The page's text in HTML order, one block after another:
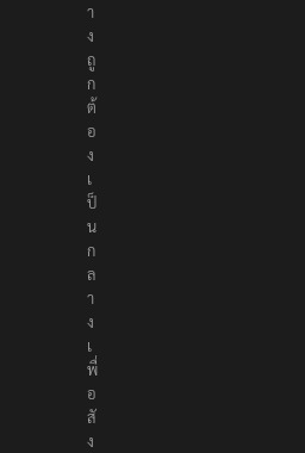
า
ง
ถู
ก
ต้
อ
ง
เ
ป็
น
ก
ล
า
ง
เ
พื่
อ
สั
ง